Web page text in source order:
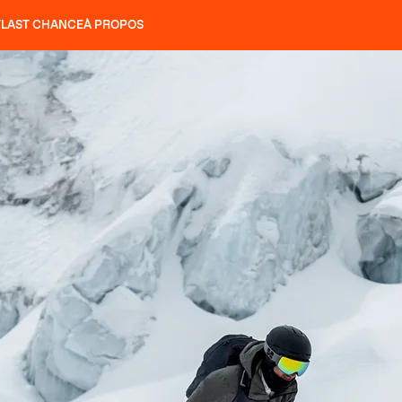
104 LITE
SLAP 112
SLAP 92 SLAP 92
UBAC 102 UBAC
COUTEAUX
LAST CHANCEÀ PROPOS
RECHERCHER